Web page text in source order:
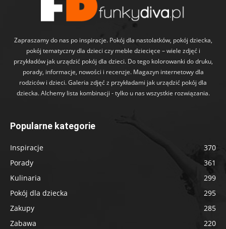
Zapraszamy do nas po inspiracje. Pokój dla nastolatków, pokój dziecka,
pokój tematyczny dla dzieci czy meble dziecięce – wiele zdjęć i
przykładów jak urządzić pokój dla dzieci. Do tego kolorowanki do druku,
porady, informacje, nowości i recenzje. Magazyn internetowy dla
rodziców i dzieci. Galeria zdjęć z przykładami jak urządzić pokój dla
dziecka. Alchemy lista kombinacji - tylko u nas wszystkie rozwiązania.
Popularne kategorie
Inspiracje
370
Porady
361
Kulinaria
299
Pokój dla dziecka
295
Zakupy
285
Zabawa
220